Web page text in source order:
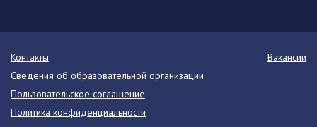
Контакты
Вакансии
Сведения об образовательной организации
Пользовательское соглашение
Политика конфиденциальности